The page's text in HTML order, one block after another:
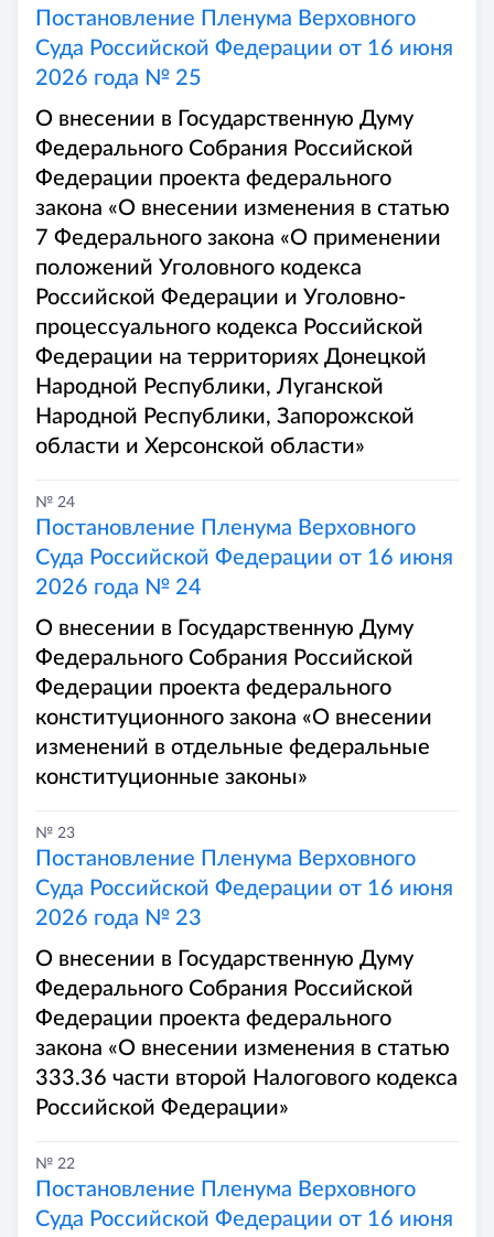
Постановление Пленума Верховного
Суда Российской Федерации от 16 июня
2026 года № 25
О внесении в Государственную Думу
Федерального Собрания Российской
Федерации проекта федерального
закона «О внесении изменения в статью
7 Федерального закона «О применении
положений Уголовного кодекса
Российской Федерации и Уголовно-
процессуального кодекса Российской
Федерации на территориях Донецкой
Народной Республики, Луганской
Народной Республики, Запорожской
области и Херсонской области»
№ 24
Постановление Пленума Верховного
Суда Российской Федерации от 16 июня
2026 года № 24
О внесении в Государственную Думу
Федерального Собрания Российской
Федерации проекта федерального
конституционного закона «О внесении
изменений в отдельные федеральные
конституционные законы»
№ 23
Постановление Пленума Верховного
Суда Российской Федерации от 16 июня
2026 года № 23
О внесении в Государственную Думу
Федерального Собрания Российской
Федерации проекта федерального
закона «О внесении изменения в статью
333.36 части второй Налогового кодекса
Российской Федерации»
№ 22
Постановление Пленума Верховного
Суда Российской Федерации от 16 июня